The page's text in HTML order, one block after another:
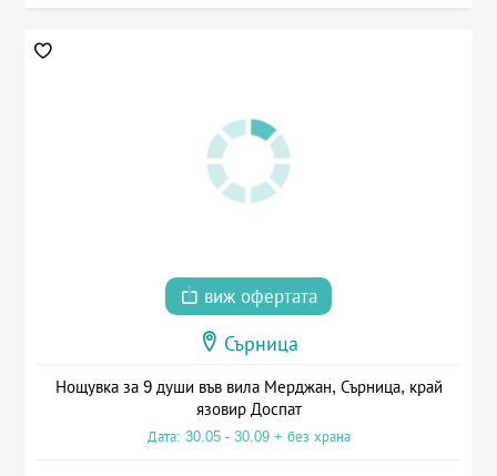
виж офертата
Сърница
Нощувка за 9 души във вила Мерджан, Сърница, край
язовир Доспат
Дата: 30.05 - 30.09 + без храна